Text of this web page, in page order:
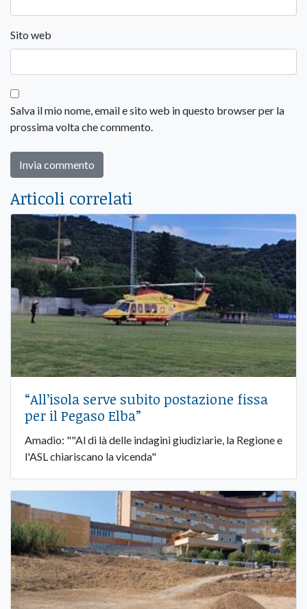
Sito web
Salva il mio nome, email e sito web in questo browser per la
prossima volta che commento.
Articoli correlati
“All’isola serve subito postazione fissa
per il Pegaso Elba”
Amadio: ""Al di là delle indagini giudiziarie, la Regione e
l'ASL chiariscano la vicenda"